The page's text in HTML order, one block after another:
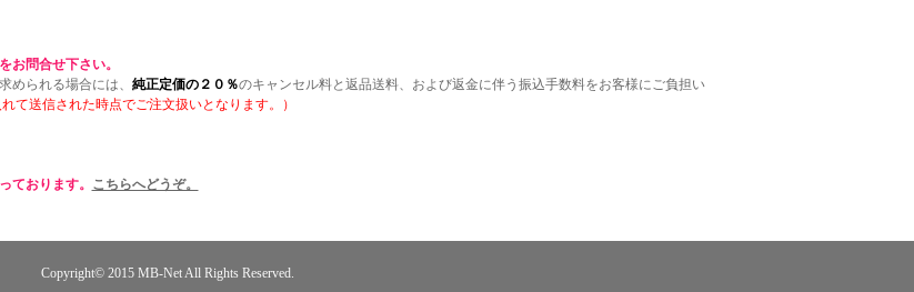
お問合せ下さい。
められる場合には、 純正定価の２０％のキャンセル料と返品送料、および返金に伴う振込手数料をお客様にご負担い
て送信された時点でご注文扱いとなります。）
ております。 こちらへどうぞ。
Copyright© 2015 MB-NetAll Rights Reserved.